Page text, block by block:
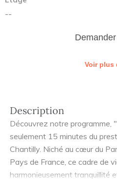
--
Voir plus
Description
Découvrez notre programme,
seulement 15 minutes du
Chantilly. Niché au cœur du
Pays de France, ce cadre de
harmonieusement tranquillité